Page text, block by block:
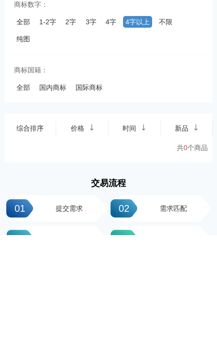
商标数字：
全部 1-2字 2字 3字 4字 4字以上 不限
纯图
商标国籍：
全部 国内商标 国际商标
综合排序 价格 时间 新品
共0个商品
交易流程
01 提交需求 02 需求匹配
03 04